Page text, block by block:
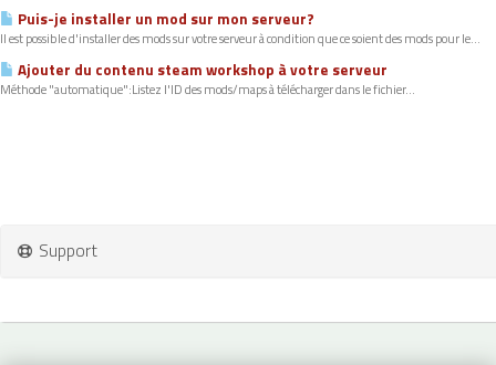
Puis-je installer un mod sur mon serveur?
Il est possible d'installer des mods sur votre serveur à condition que ce soient des mods pour le...
Ajouter du contenu steam workshop à votre serveur
Méthode "automatique":Listez l'ID des mods/maps à télécharger dans le fichier...
Support